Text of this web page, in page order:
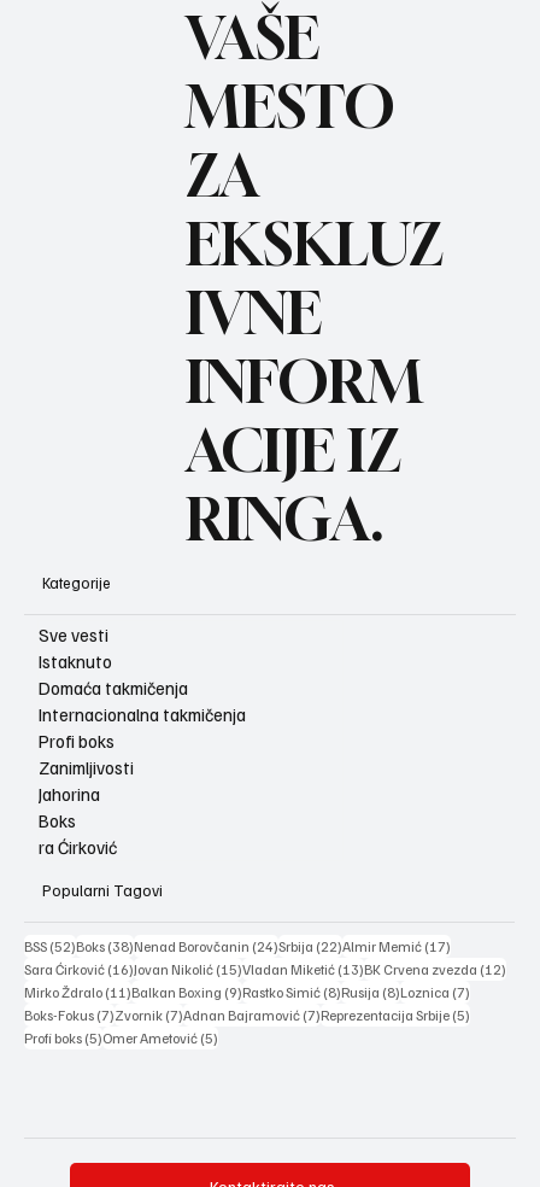
REC
VAŠE
MESTO
ZA
EKSKLUZ
IVNE
INFORM
ACIJE IZ
RINGA.
Kategorije
Sve vesti
Istaknuto
Domaća takmičenja
Internacionalna takmičenja
Profi boks
Zanimljivosti
Jahorina
Boks
ra Ćirković
Popularni Tagovi
BSS (52)52 posts
Boks (38)38 posts
Nenad Borovčanin (24)24 posts
Srbija (22)22 posts
Almir Memić (17)
Sara Ćirković (16)16 posts
Jovan Nikolić (15)15 posts
Vladan Miketić (13)13 posts
BK Crvena zvezda (12)
Mirko Ždralo (11)11 posts
Balkan Boxing (9)9 posts
Rastko Simić (8)8 posts
Rusija (8)8 posts
Loznica (7)
Boks-Fokus (7)7 posts
Zvornik (7)7 posts
Adnan Bajramović (7)7 posts
Reprezentacija Srbije (5)
Profi boks (5)5 posts
Omer Ametović (5)